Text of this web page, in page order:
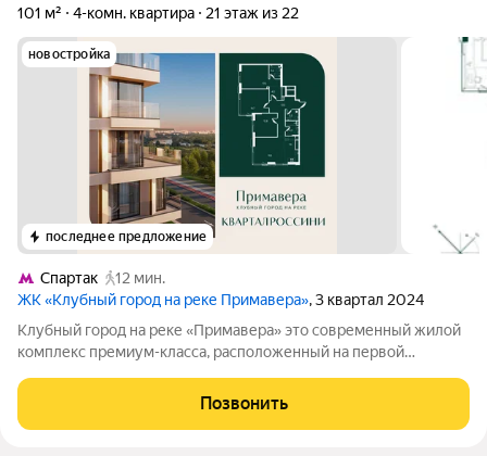
101 м²
4-комн. квартира 21 этаж из 22
новостройка
последнее предложение
Спартак
12 мин.
ЖК «Клубный город на реке Примавера», 3 квартал 2024
Клубный город на реке «Примавера» это современный жилой
комплекс премиум-класса, расположенный на первой
Покровское-Стрешнево. Под панорамными окнами квартир
находится собственный экопарк с
Позвонить